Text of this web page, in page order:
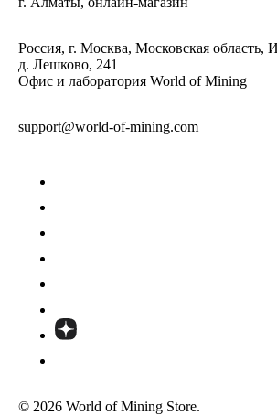
Россия, г. Москва, Московская область,
д. Лешково, 241
Офис и лаборатория World of Mining
support@world-of-mining.com
© 2026 World of Mining Store.